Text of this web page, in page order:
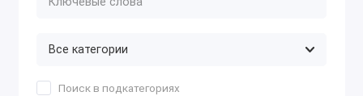
Поиск в подкатегориях